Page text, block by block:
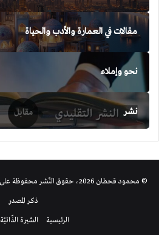
مقالات في العمارة والأدب والحياة
نحو وإملاء
نشر
© محمود قحطان 2026، حقوق النّشر محفوظة على المؤلّف |
ذكر المصدر
الرئيسية
السّيرة الذّاتيّة